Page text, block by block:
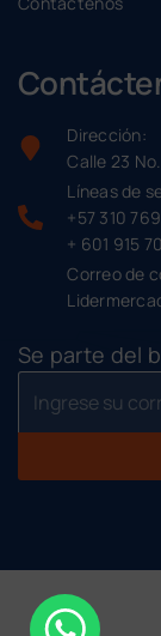
Dirección:
Calle 23
Líneas de
+57 310
+ 601 915
Correo de
Se parte del